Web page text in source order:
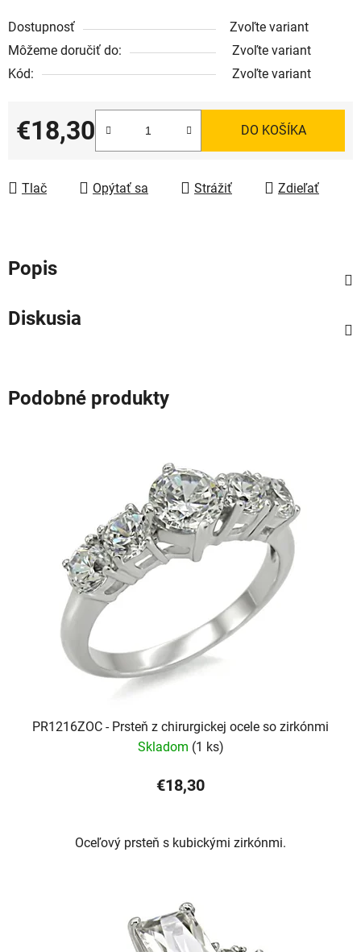
Dostupnosť
Zvoľte variant
Môžeme doručiť do:
Zvoľte variant
Kód:
Zvoľte variant
€18,30
Jednotková cena:
DO KOŠÍKA
Tlač Opýtať sa Strážiť Zdieľať
Popis
Diskusia
Podobné produkty
PR1216ZOC - Prsteň z chirurgickej ocele so zirkónmi
Skladom (1 ks)
€18,30
Oceľový prsteň s kubickými zirkónmi.